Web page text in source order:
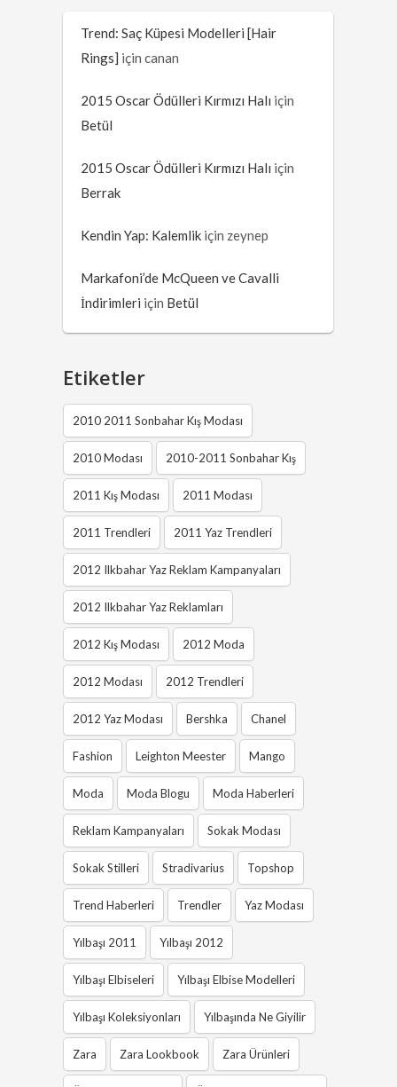
Trend: Saç Küpesi Modelleri [Hair
Rings] içincanan
2015 Oscar Ödülleri Kırmızı Halı için
Betül
2015 Oscar Ödülleri Kırmızı Halı için
Berrak
Kendin Yap: Kalemlik için zeynep
Markafoni’de McQueen ve Cavalli
İndirimleri için Betül
Etiketler
2010 2011 Sonbahar Kış Modası
2010 Modası 2010-2011 Sonbahar Kış
2011 Kış Modası 2011 Modası
2011 Trendleri 2011 Yaz Trendleri
2012 Ilkbahar Yaz Reklam Kampanyaları
2012 Ilkbahar Yaz Reklamları
2012 Kış Modası 2012 Moda
2012 Modası 2012 Trendleri
2012 Yaz Modası Bershka Chanel
Fashion Leighton Meester Mango
Moda Moda Blogu Moda Haberleri
Reklam Kampanyaları Sokak Modası
Sokak Stilleri Stradivarius Topshop
Trend Haberleri Trendler Yaz Modası
Yılbaşı 2011 Yılbaşı 2012
Yılbaşı Elbiseleri Yılbaşı Elbise Modelleri
Yılbaşı Koleksiyonları Yılbaşında Ne Giyilir
Zara Zara Lookbook Zara Ürünleri